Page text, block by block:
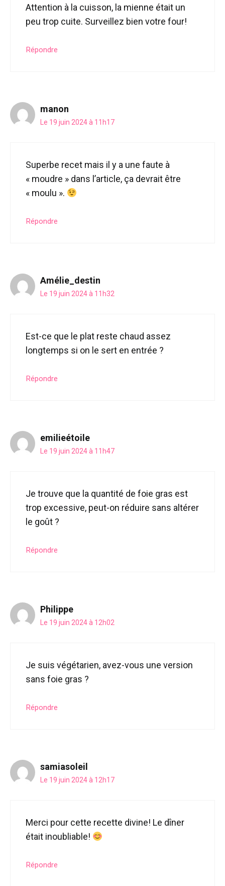
Attention à la cuisson, la mienne était un
peu trop cuite. Surveillez bien votre four!
Répondre
manon
Le 19 juin 2024 à 11h17
Superbe recet mais il y a une faute à
« moudre » dans l’article, ça devrait être
« moulu ».
Répondre
Amélie_destin
Le 19 juin 2024 à 11h32
Est-ce que le plat reste chaud assez
longtemps si on le sert en entrée ?
Répondre
emilieétoile
Le 19 juin 2024 à 11h47
Je trouve que la quantité de foie gras est
trop excessive, peut-on réduire sans altérer
le goût ?
Répondre
Philippe
Le 19 juin 2024 à 12h02
Je suis végétarien, avez-vous une version
sans foie gras ?
Répondre
samiasoleil
Le 19 juin 2024 à 12h17
Merci pour cette recette divine! Le dîner
était inoubliable!
Répondre